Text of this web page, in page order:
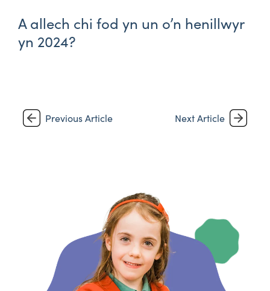
A allech chi fod yn un o’n henillwyr
yn 2024?
Previous Article Next Article